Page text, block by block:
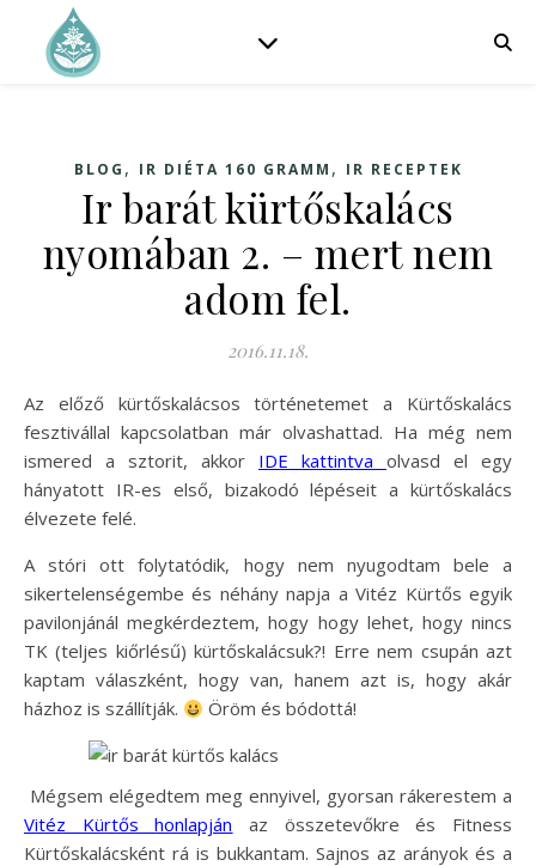
BLOG , IR DIÉTA 160 GRAMM , IR RECEPTEK
Ir barát kürtőskalács
nyomában 2. – mert nem
adom fel.
2016.11.18.
Az előző kürtőskalácsos történetemet a Kürtőskalács
fesztivállal kapcsolatban már olvashattad. Ha még nem
ismered a sztorit, akkor IDE kattintva olvasd el egy
hányatott IR-es első, bizakodó lépéseit a kürtőskalács
élvezete felé.
A stóri ott folytatódik, hogy nem nyugodtam bele a
sikertelenségembe és néhány napja a Vitéz Kürtős egyik
pavilonjánál megkérdeztem, hogy hogy lehet, hogy nincs
TK (teljes kiőrlésű) kürtőskalácsuk?! Erre nem csupán azt
kaptam válaszként, hogy van, hanem azt is, hogy akár
házhoz is szállítják.
Öröm és bódottá!
Mégsem elégedtem meg ennyivel, gyorsan rákerestem a
Vitéz Kürtős honlapján az összetevőkre és Fitness
Kürtőskalácsként rá is bukkantam. Sajnos az arányok és a